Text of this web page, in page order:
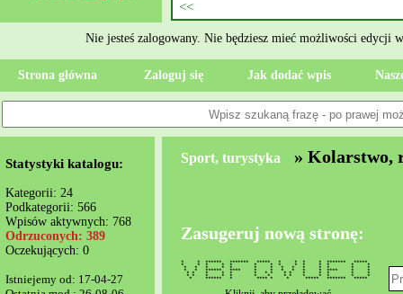
Nie jesteś zalogowany. Nie będziesz mieć możliwości edycji
Strona główna Zaloguj się Jak dodać wpis
Statystyki katalogu:
Kategorii: 24
Podkategorii: 566
Wpisów aktywnych: 768
Odrzuconych: 389
Oczekujących: 0
Istniejemy od: 17-04-27
Sport, turystyka » Kolarstwo,
Zasugeruj nową stronę:
* * ****** ******* ***** * * * * ******* *****
* * * * * * * * * * * * * *
* * * * * * * * * * * * * *
* * ****** **** * * * * * * **** * *
* * * * * * * * * * * * * * *
* * * * * * * * * * * * * *
* ****** * **** * * ***** ******* *****